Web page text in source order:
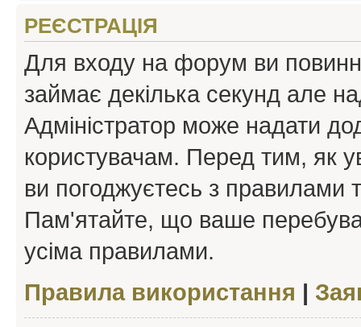
РЕЄСТРАЦІЯ
Для входу на форум ви
займає декілька секунд але
Адміністратор може надати
користувачам. Перед тим, як
ви погоджуєтесь з правилами
Пам'ятайте, що ваше
усіма правилами.
Правила використання |